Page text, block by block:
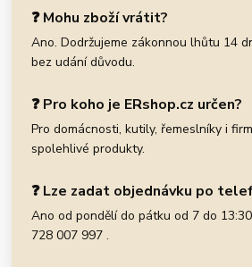
❓ Mohu zboží vrátit?
Ano. Dodržujeme zákonnou lhůtu 14
bez udání důvodu.
❓ Pro koho je ERshop.cz určen?
Pro domácnosti, kutily, řemeslníky i
spolehlivé produkty.
❓ Lze zadat objednávku po
Ano od pondělí do pátku od 7 do
728 007 997 .